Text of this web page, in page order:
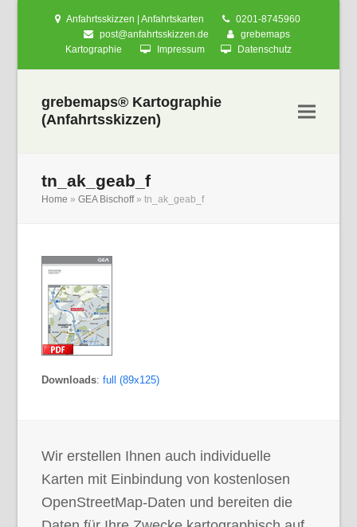
Anfahrtsskizzen | Anfahrtskarten
0201-8745960
post@anfahrtsskizzen.de
grebemaps
Kartographie
Impressum Datenschutz
grebemaps® Kartographie
(Anfahrtsskizzen)
tn_ak_geab_f
Home »GEA Bischoff»tn_ak_geab_f
Downloads:full (89x125)
Wir erstellen Ihnen auch individuelle
Karten mit Einbindung von kostenlosen
OpenStreetMap-Daten und bereiten die